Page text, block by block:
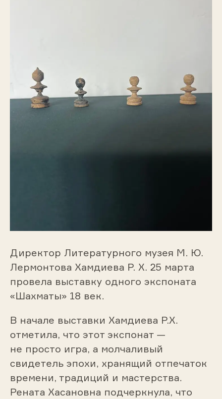
Директор Литературного музея М. Ю.
Лермонтова Хамдиева Р. Х. 25 марта
провела выставку одного экспоната
«Шахматы» 18 век.
В начале выставки Хамдиева Р.Х.
отметила, что этот экспонат —
не просто игра, а молчаливый
свидетель эпохи, хранящий отпечаток
времени, традиций и мастерства.
Рената Хасановна подчеркнула, что